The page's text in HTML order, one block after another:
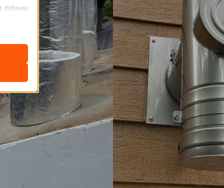
d'obtenir
des
dans